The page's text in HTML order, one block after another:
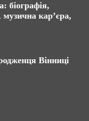
біографія,
кар’єра,
Вінниці